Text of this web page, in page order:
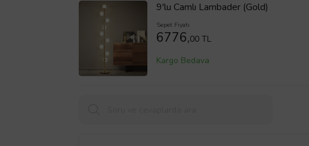
9'lu Camlı Lambader (Gold)
Sepet Fiyatı
6776,00 TL
Kargo Bedava